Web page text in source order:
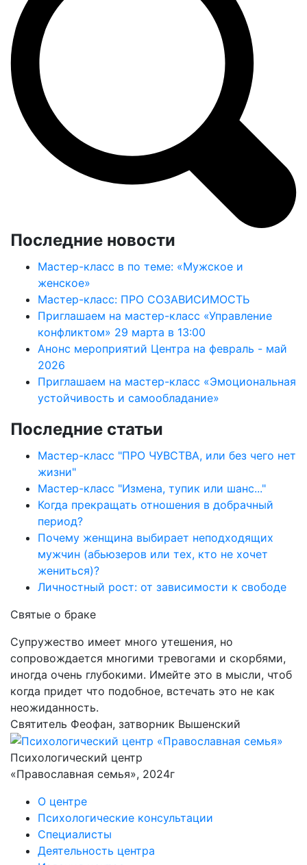
Последние новости
Мастер-класс в по теме: «Мужское и
женское»
Мастер-класс: ПРО СОЗАВИСИМОСТЬ
Приглашаем на мастер-класс «Управление
конфликтом» 29 марта в 13:00
Анонс мероприятий Центра на февраль - май
2026
Приглашаем на мастер-класс «Эмоциональная
устойчивость и самообладание»
Последние статьи
Мастер-класс "ПРО ЧУВСТВА, или без чего нет
жизни"
Мастер-класс "Измена, тупик или шанс..."
Когда прекращать отношения в добрачный
период?
Почему женщина выбирает неподходящих
мужчин (абьюзеров или тех, кто не хочет
жениться)?
Личностный рост: от зависимости к свободе
Святые о браке
Супружество имеет много утешения, но
сопровождается многими тревогами и скорбями,
иногда очень глубокими. Имейте это в мысли, чтоб
когда придет что подобное, встечать это не как
неожиданность.
Святитель Феофан, затворник Вышенский
Психологический центр
«Православная семья», 2024г
О центре
Психологические консультации
Специалисты
Деятельность центра